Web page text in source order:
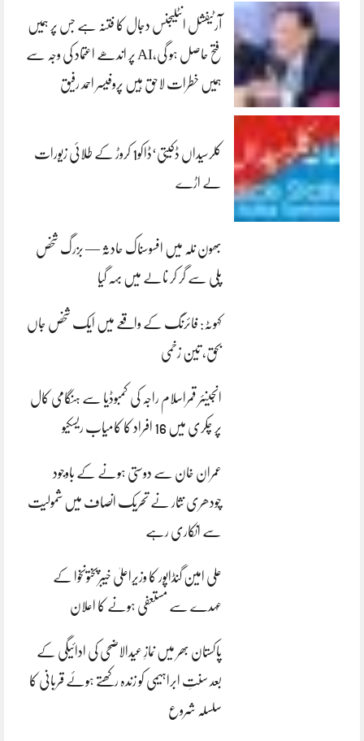
آرٹیفشل انٹلیجنس دجال کا فتنہ ہے جس پر ہمیں
فتح حاصل ہو گی،AI پر اندھے اعتماد کی وجہ سے
ہمیں خطرات لاحق ہیں پروفیسر احمد رفیق
کلرسیداں ڈکیتی‘ڈاکو1 کروڑ کے طلائی زیورات
لے اڑے
بھون نلہ میں افسوسناک حادثہ — بزرگ شخص
پلی سے گر کر نالے میں بہہ گیا
کہوٹہ: فائرنگ کے واقعے میں ایک شخص جاں
بحق، تین زخمی
انجینئر قمراسلام راجہ کی کمبوڈیا سے ہنگامی کال
پر چکری میں 16 افراد کا کامیاب ریسکیو
عمران خان سے دوستی ہونے کے باوجود
چودھری نثار نے تحریک انصاف میں شمولیت
سے انکاری رہے
علی امین گنڈاپور کا وزیراعلیٰ خیبرپختونخوا کے
عہدے سے مستعفی ہونے کا اعلان
پاکستان بھر میں نمازِ عیدالاضحی کی ادائیگی کے
بعد سنتِ ابراہیمی کو زندہ رکھتے ہوئے قربانی کا
سلسلہ شروع